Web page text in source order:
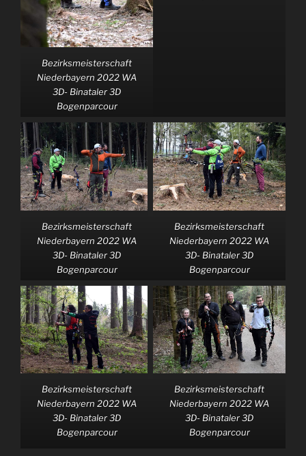
Bezirksmeisterschaft
Niederbayern 2022 WA
3D- Binataler 3D
Bogenparcour
Bezirksmeisterschaft
Niederbayern 2022 WA
3D- Binataler 3D
Bogenparcour
Bezirksmeisterschaft
Niederbayern 2022 WA
3D- Binataler 3D
Bogenparcour
Bezirksmeisterschaft
Niederbayern 2022 WA
3D- Binataler 3D
Bogenparcour
Bezirksmeisterschaft
Niederbayern 2022 WA
3D- Binataler 3D
Bogenparcour